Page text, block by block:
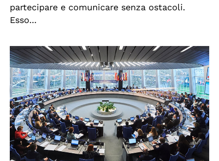
partecipare e comunicare senza ostacoli.
Esso...